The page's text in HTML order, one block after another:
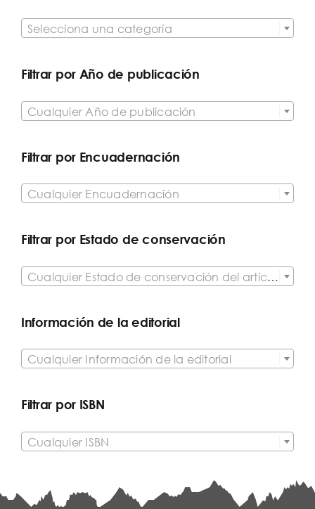
Selecciona una categoría
Filtrar por Año de publicación
Cualquier Año de publicación
Filtrar por Encuadernación
Cualquier Encuadernación
Filtrar por Estado de conservación
Cualquier Estado de conservación del artículo
Información de la editorial
Cualquier Información de la editorial
Filtrar por ISBN
Cualquier ISBN